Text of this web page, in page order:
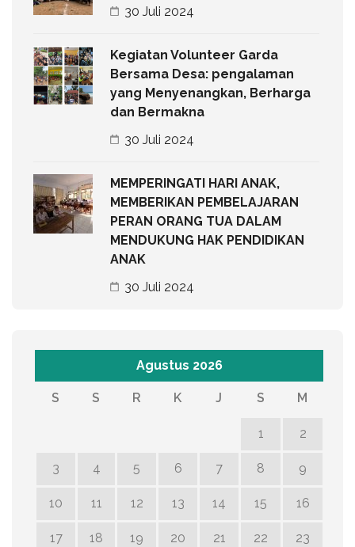
30 Juli 2024
Kegiatan Volunteer Garda
Bersama Desa: pengalaman
yang Menyenangkan, Berharga
dan Bermakna
30 Juli 2024
MEMPERINGATI HARI ANAK,
MEMBERIKAN PEMBELAJARAN
PERAN ORANG TUA DALAM
MENDUKUNG HAK PENDIDIKAN
ANAK
30 Juli 2024
Agustus 2026
S S R K J S M
1 2
3 4 5 6 7 8 9
10 11 12 13 14 15 16
17 18 19 20 21 22 23